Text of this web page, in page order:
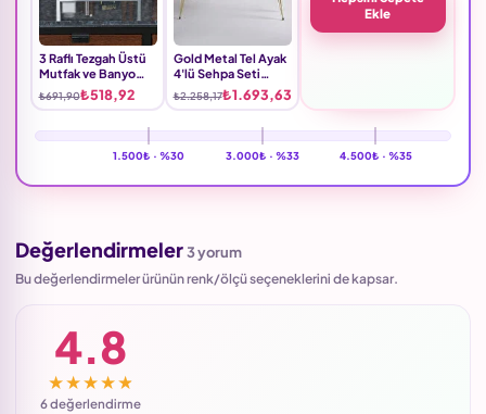
3 Raflı Tezgah Üstü
Mutfak ve Banyo
Organizeri Beyaz
₺691,90₺518,92
Gold Metal Tel Ayak
4'lü Sehpa Seti
Suntalam Efes
Beyaz
₺2.258,17₺1.693,63
Ekle
1.500₺ ·%30 3.000₺ · %33 4.500₺ · %35
Değerlendirmeler3 yorum
Bu değerlendirmeler ürünün renk/ölçü seçeneklerini de kapsar.
4.8
★★★★★
6 değerlendirme